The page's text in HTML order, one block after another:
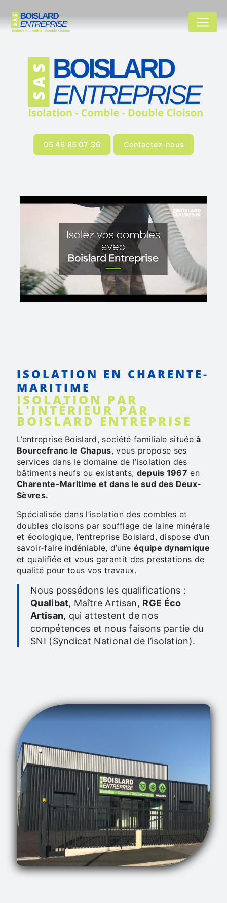
05 46 85 07 36 Contactez-nous
ISOLATION EN CHARENTE-
MARITIME
ISOLATION PAR
L'INTÉRIEUR PAR
BOISLARD ENTREPRISE
L’entreprise Boislard, société familiale situéeà
Bourcefranc le Chapus, vous propose ses
services dans le domaine de l’isolation des
bâtiments neufs ou existants, depuis 1967 en
Charente-Maritime et dans le sud des Deux-
Sèvres.
Spécialisée dans l’isolation des combles et
doubles cloisons par soufflage de laine minérale
et écologique, l’entreprise Boislard, dispose d’un
savoir-faire indéniable, d’une équipe dynamique
et qualifiée et vous garantit des prestations de
qualité pour tous vos travaux.
Nous possédons les qualifications :
Qualibat, Maître Artisan, RGE Éco
Artisan, qui attestent de nos
compétences et nous faisons partie du
SNI (Syndicat National de l’isolation).